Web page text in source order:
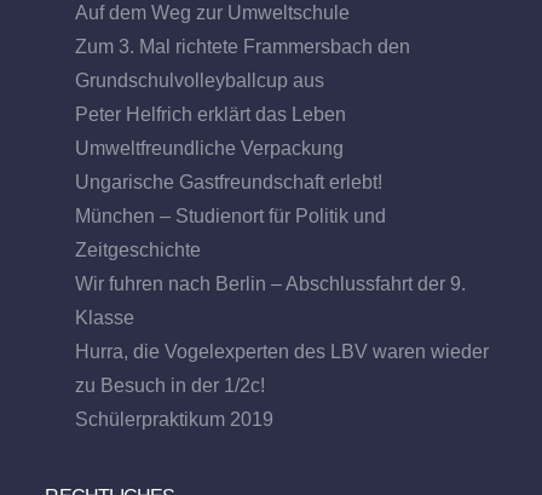
Auf dem Weg zur Umweltschule
Zum 3. Mal richtete Frammersbach den
Grundschulvolleyballcup aus
Peter Helfrich erklärt das Leben
Umweltfreundliche Verpackung
Ungarische Gastfreundschaft erlebt!
München – Studienort für Politik und
Zeitgeschichte
Wir fuhren nach Berlin – Abschlussfahrt der 9.
Klasse
Hurra, die Vogelexperten des LBV waren wieder
zu Besuch in der 1/2c!
Schülerpraktikum 2019